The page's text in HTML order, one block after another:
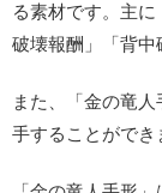
る素材です。主
破壊報酬」「背中
また、「金の竜
手することができ